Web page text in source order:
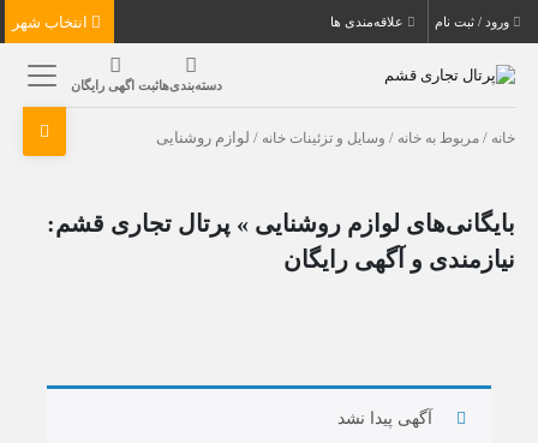
ورود / ثبت نام علاقه‌مندی ها
دسته‌بندی‌هاثبت اگهی رایگان
خانه /مربوط به خانه / وسایل و تزئینات خانه / لوازم روشنایی
بایگانی‌های لوازم روشنایی » پرتال تجاری قشم:
نیازمندی و آگهی رایگان
آگهی پیدا نشد